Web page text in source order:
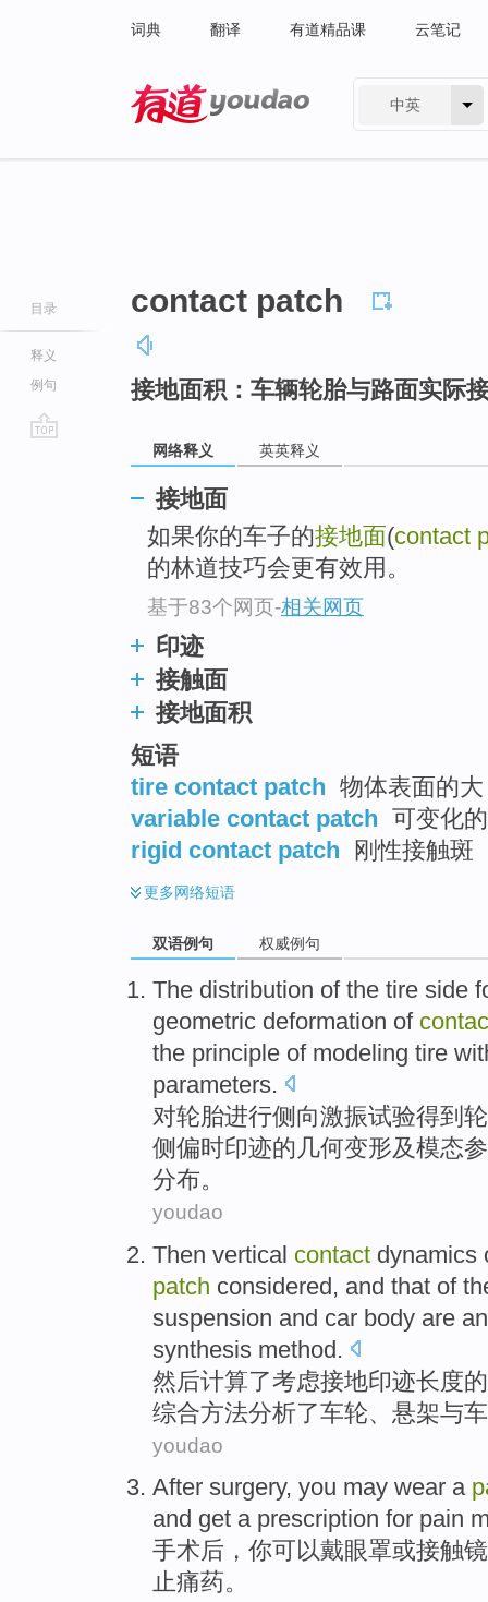
词典 翻译 有道精品课 云笔记
中英
目录
释义
例句
contact patch
接地面积：车辆轮胎与路面实际
网络释义 英英释义
接地面
如果你的车子的接地面(contact
的林道技巧会更有效用。
基于83个网页-相关网页
印迹
接触面
接地面积
短语
tire contact patch 物体表面的大
variable contact patch 可变化
rigid contact patch
刚性接触斑
更多网络短语
双语例句 权威例句
The distribution of the tire side
geometric deformation of
the principle of modeling tire
parameters.
对轮胎进行侧向激振试验得到
侧偏时印迹的 几何变形及模态
分布。
youdao
Then vertical contact dynamics
patch considered, and that of
suspension and car body are
synthesis method.
然后计算了考虑接地印迹长度的
综合方法分析了车轮、 悬架与
youdao
After surgery, you may wear a
and get a prescription for pain
手术后 ， 你可以戴眼罩或接触镜
止痛药。